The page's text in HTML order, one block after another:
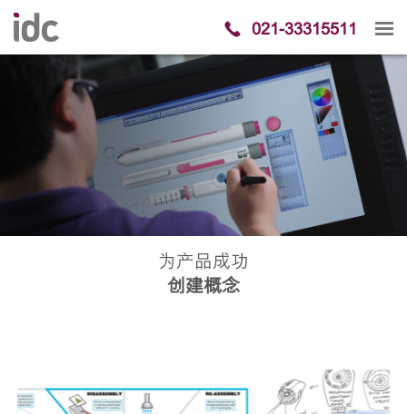
021-33315511
为产品成功
​创建概念